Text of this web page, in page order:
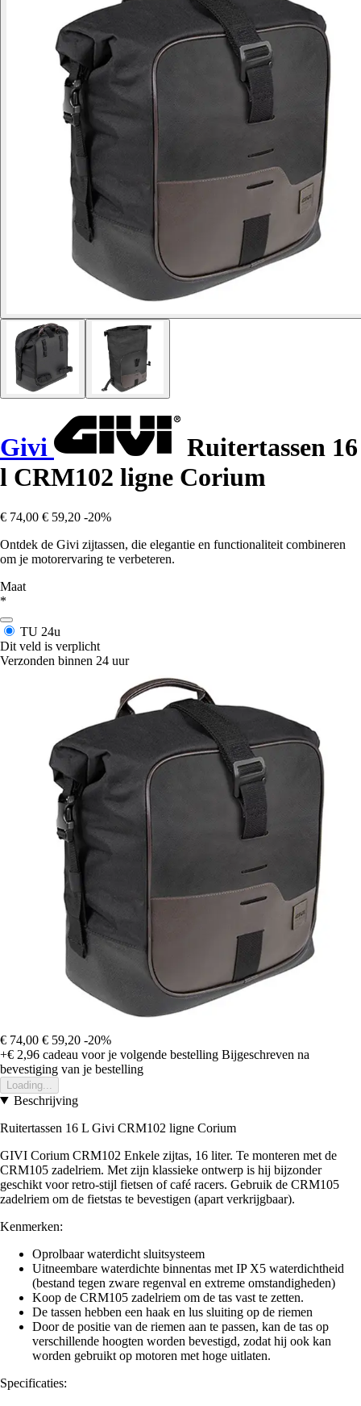
Givi
Ruitertassen 16
l CRM102 ligne Corium
€ 74,00 € 59,20 -20%
Ontdek de Givi zijtassen, die elegantie en functionaliteit combineren
om je motorervaring te verbeteren.
Maat
*
TU 24u
Dit veld is verplicht
Verzonden binnen 24 uur
€ 74,00 € 59,20 -20%
+€ 2,96 cadeau voor je volgende bestelling Bijgeschreven na
bevestiging van je bestelling
Loading...
Beschrijving
Ruitertassen 16 L Givi CRM102 ligne Corium
GIVI Corium CRM102 Enkele zijtas, 16 liter. Te monteren met de
CRM105 zadelriem. Met zijn klassieke ontwerp is hij bijzonder
geschikt voor retro-stijl fietsen of café racers. Gebruik de CRM105
zadelriem om de fietstas te bevestigen (apart verkrijgbaar).
Kenmerken:
Oprolbaar waterdicht sluitsysteem
Uitneembare waterdichte binnentas met IP X5 waterdichtheid
(bestand tegen zware regenval en extreme omstandigheden)
Koop de CRM105 zadelriem om de tas vast te zetten.
De tassen hebben een haak en lus sluiting op de riemen
Door de positie van de riemen aan te passen, kan de tas op
verschillende hoogten worden bevestigd, zodat hij ook kan
worden gebruikt op motoren met hoge uitlaten.
Specificaties: